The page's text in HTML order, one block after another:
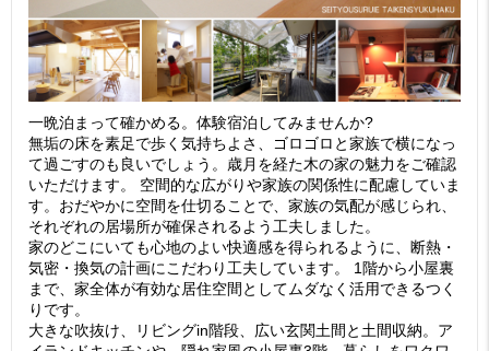
一晩泊まって確かめる。体験宿泊してみませんか?
無垢の床を素足で歩く気持ちよさ、ゴロゴロと家族で横になっ
て過ごすのも良いでしょう。歳月を経た木の家の魅力をご確認
いただけます。 空間的な広がりや家族の関係性に配慮していま
す。おだやかに空間を仕切ることで、家族の気配が感じられ、
それぞれの居場所が確保されるよう工夫しました。
家のどこにいても心地のよい快適感を得られるように、断熱・
気密・換気の計画にこだわり工夫しています。 1階から小屋裏
まで、家全体が有効な居住空間としてムダなく活用できるつく
りです。
大きな吹抜け、リビングin階段、広い玄関土間と土間収納。ア